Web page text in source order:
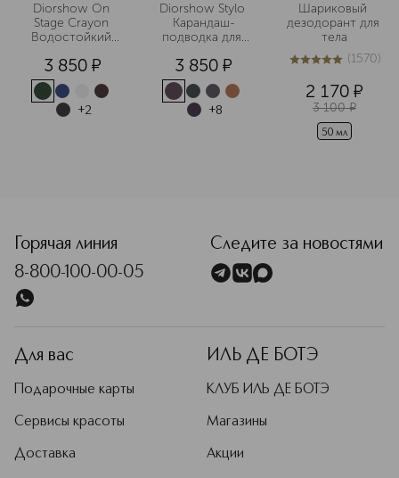
Diorshow On
Stage Crayon
Водостойкий
для глаз
3 850 ¤
+2
Diorshow Stylo
Карандаш-
подводка для
3 850 ¤
+8
Шариковый
дезодорант для
тела
5из 51570 (1570)
2 170 ¤
3 100 ¤
50 мл
Горячая линия
8-800-100-00-05
Следите за новостями
Для вас
Подарочные карты
Сервисы красоты
Доставка
ИЛЬ ДЕ БОТЭ
КЛУБ ИЛЬ ДЕ БОТЭ
Магазины
Акции